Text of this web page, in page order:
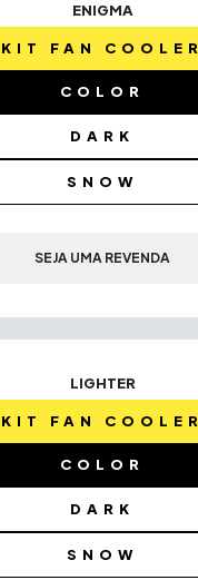
ENIGMA
KIT FAN COOLER
COLOR
DARK
SNOW
SEJA UMA REVENDA
LIGHTER
KIT FAN COOLER
COLOR
DARK
SNOW